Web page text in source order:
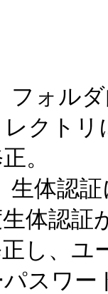
ルダ
クト
。
認証
体認証
し、ユ
スワ